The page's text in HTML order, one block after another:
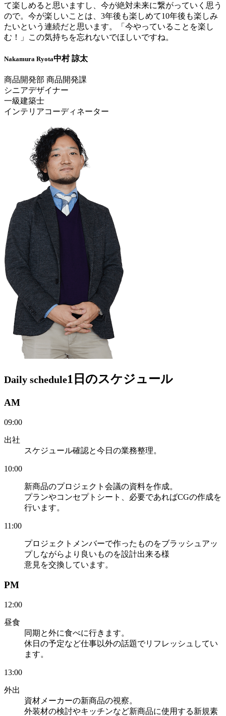
て楽しめると思いますし、今が絶対未来に繋がっていく思う
ので。今が楽しいことは、3年後も楽しめて10年後も楽しみ
たいという連続だと思います。「今やっていることを楽し
む！」この気持ちを忘れないでほしいですね。
Nakamura Ryota中村 諒太
商品開発部 商品開発課
シニアデザイナー
一級建築士
インテリアコーディネーター
Daily schedule1日のスケジュール
AM
09:00
出社
スケジュール確認と今日の業務整理。
10:00
新商品のプロジェクト会議の資料を作成。
プランやコンセプトシート、必要であればCGの作成を
行います。
11:00
プロジェクトメンバーで作ったものをブラッシュアッ
プしながらより良いものを設計出来る様
意見を交換しています。
PM
12:00
昼食
同期と外に食べに行きます。
休日の予定など仕事以外の話題でリフレッシュしてい
ます。
13:00
外出
資材メーカーの新商品の視察。
外装材の検討やキッチンなど新商品に使用する新規素